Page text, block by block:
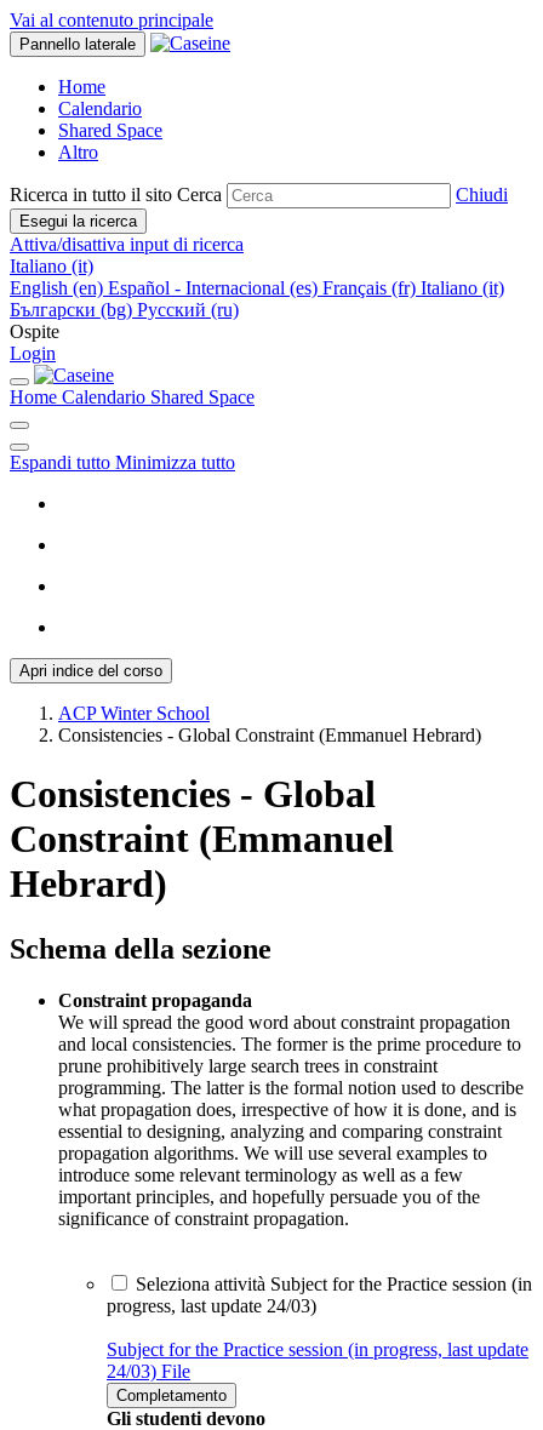
Vai al contenuto principale
Pannello laterale
Home
Calendario
Shared Space
Altro
Ricerca in tutto il sito Cerca Chiudi
Esegui la ricerca
Attiva/disattiva input di ricerca
Italiano ‎(it)‎
English ‎(en)‎ Español - Internacional ‎(es)‎ Français ‎(fr)‎ Italiano ‎(it)‎
Български ‎(bg)‎ Русский ‎(ru)‎
Ospite
Login
Home Calendario Shared Space
Espandi tutto Minimizza tutto
Apri indice del corso
ACP Winter School
Consistencies - Global Constraint (Emmanuel Hebrard)
Consistencies - Global
Constraint (Emmanuel
Hebrard)
Schema della sezione
Constraint propaganda
We will spread the good word about constraint propagation
and local consistencies. The former is the prime procedure to
prune prohibitively large search trees in constraint
programming. The latter is the formal notion used to describe
what propagation does, irrespective of how it is done, and is
essential to designing, analyzing and comparing constraint
propagation algorithms. We will use several examples to
introduce some relevant terminology as well as a few
important principles, and hopefully persuade you of the
significance of constraint propagation.
Seleziona attività Subject for the Practice session (in
progress, last update 24/03)
Subject for the Practice session (in progress, last update
24/03) File
Completamento
Gli studenti devono